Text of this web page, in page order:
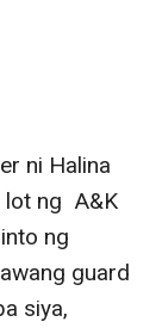
ni Halina
ng  A&K
ng
guard
siya,